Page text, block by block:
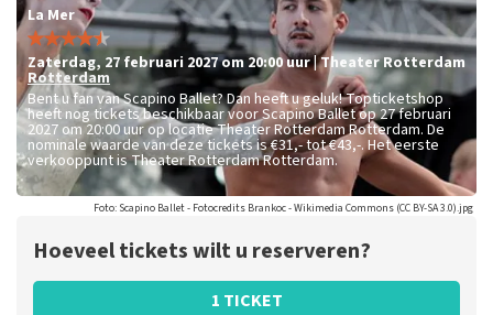
La Mer
zaterdag, 27 februari 2027 om 20:00uur|Theater Rotterdam
Rotterdam
Bent u fan van Scapino Ballet? Dan heeft u geluk! Topticketshop
heeft nog tickets beschikbaar voor Scapino Ballet op 27 februari
2027 om 20:00 uur op locatie Theater Rotterdam Rotterdam. De
nominale waarde van deze tickets is€31,- tot €43,-. Het eerste
verkooppunt is Theater Rotterdam Rotterdam.
Foto: Scapino Ballet - Fotocredits Brankoc - Wikimedia Commons (CC BY-SA 3.0).jpg
Hoeveel tickets wilt u reserveren?
1 TICKET